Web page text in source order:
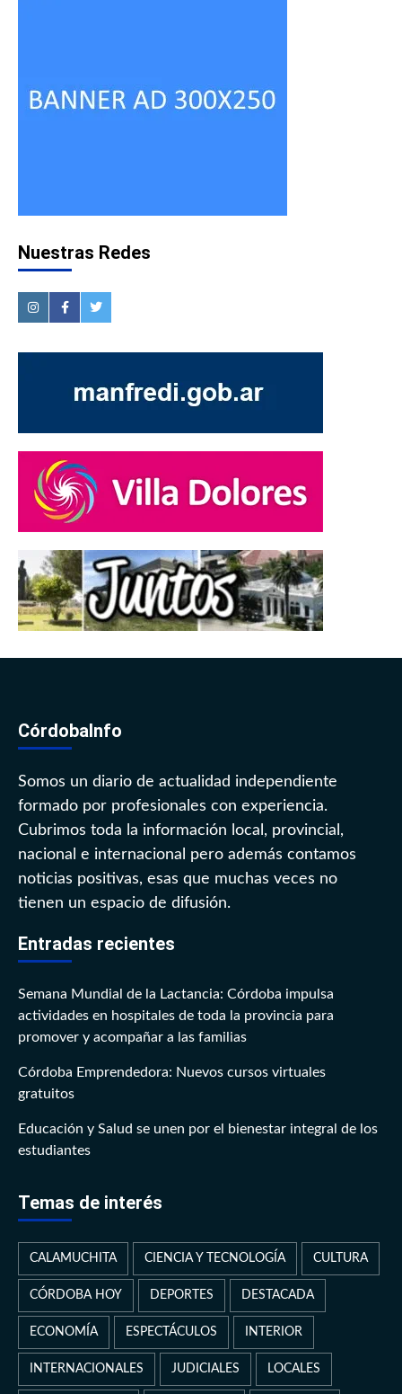
Nuestras Redes
CórdobaInfo
Somos un diario de actualidad independiente
formado por profesionales con experiencia.
Cubrimos toda la información local, provincial,
nacional e internacional pero además contamos
noticias positivas, esas que muchas veces no
tienen un espacio de difusión.
Entradas recientes
Semana Mundial de la Lactancia: Córdoba impulsa
actividades en hospitales de toda la provincia para
promover y acompañar a las familias
Córdoba Emprendedora: Nuevos cursos virtuales
gratuitos
Educación y Salud se unen por el bienestar integral de los
estudiantes
Temas de interés
CALAMUCHITA CIENCIA Y TECNOLOGÍA CULTURA
CÓRDOBA HOY DEPORTES DESTACADA
ECONOMÍA ESPECTÁCULOS INTERIOR
INTERNACIONALES JUDICIALES LOCALES